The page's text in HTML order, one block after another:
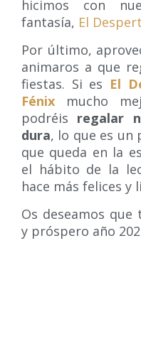
hicimos con
fantasía, El
Por último,
animaros a que
fiestas. Si es El
Fénix mucho
podréis regalar
dura, lo que es un
que queda en la
el hábito de la
hace más felices y
Os deseamos que
y próspero año